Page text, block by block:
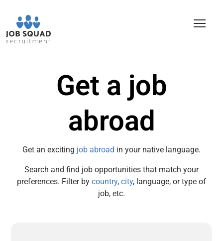
Get a job
abroad
Get an exciting job abroad in your native language.
Search and find job opportunities that match your
preferences. Filter by country, city, language, or type of
job, etc.